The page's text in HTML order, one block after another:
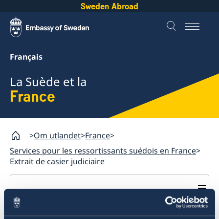
Sweden Abroad
Français
La Suède et la
France
Om utlandet France
Services pour les ressortissants suédois en France
Extrait de casier judiciaire
France
Services pour les ressortissants suédois